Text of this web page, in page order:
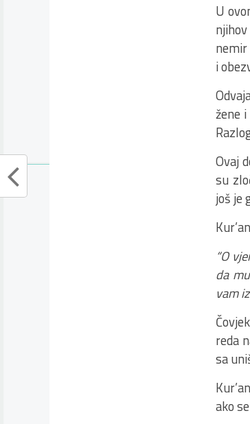
U
i
žene
Ovaj
su
još je
“O
da
vam
reda
sa
ako